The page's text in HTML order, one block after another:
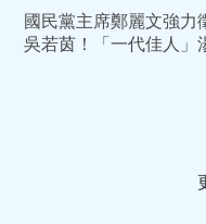
國民黨主席鄭麗文強力
吳若茵！「一代佳人」